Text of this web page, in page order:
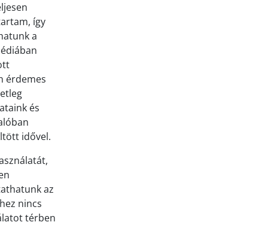
így
a
érdemes
és
idővel.
az
nincs
térben